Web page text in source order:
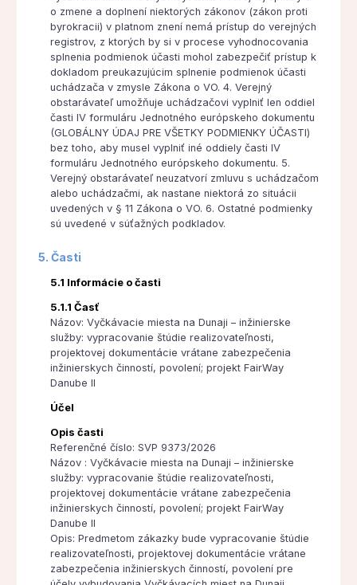
o zmene a doplnení niektorých zákonov (zákon proti
byrokracii) v platnom znení nemá prístup do verejných
registrov, z ktorých by si v procese vyhodnocovania
splnenia podmienok účasti mohol zabezpečiť prístup k
dokladom preukazujúcim splnenie podmienok účasti
uchádzača v zmysle Zákona o VO. 4. Verejný
obstarávateľ umožňuje uchádzačovi vyplniť len oddiel
časti IV formuláru Jednotného európskeho dokumentu
(GLOBÁLNY ÚDAJ PRE VŠETKY PODMIENKY ÚČASTI)
bez toho, aby musel vyplniť iné oddiely časti IV
formuláru Jednotného európskeho dokumentu. 5.
Verejný obstarávateľ neuzatvorí zmluvu s uchádzačom
alebo uchádzačmi, ak nastane niektorá zo situácii
uvedených v § 11 Zákona o VO. 6. Ostatné podmienky
sú uvedené v súťažných podkladov.
5. Časti
5.1 Informácie o časti
5.1.1 Časť
Názov: Vyčkávacie miesta na Dunaji – inžinierske
služby: vypracovanie štúdie realizovateľnosti,
projektovej dokumentácie vrátane zabezpečenia
inžinierskych činností, povolení; projekt FairWay
Danube II
Účel
Opis časti
Referenčné číslo: SVP 9373/2026
Názov : Vyčkávacie miesta na Dunaji – inžinierske
služby: vypracovanie štúdie realizovateľnosti,
projektovej dokumentácie vrátane zabezpečenia
inžinierskych činností, povolení; projekt FairWay
Danube II
Opis: Predmetom zákazky bude vypracovanie štúdie
realizovateľnosti, projektovej dokumentácie vrátane
zabezpečenia inžinierskych činností, povolení pre